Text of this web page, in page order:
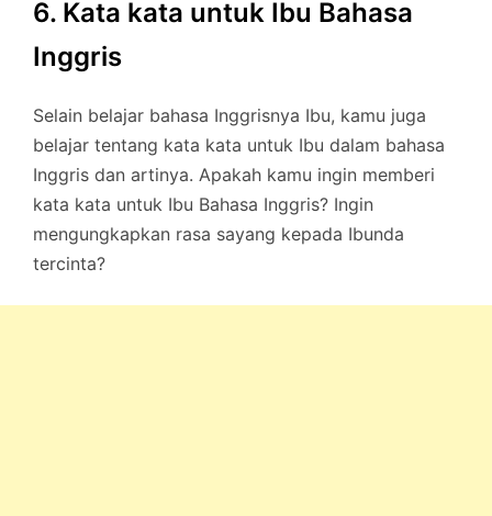
6. Kata kata untuk Ibu Bahasa
Inggris
Selain belajar bahasa Inggrisnya Ibu, kamu juga
belajar tentang kata kata untuk Ibu dalam bahasa
Inggris dan artinya. Apakah kamu ingin memberi
kata kata untuk Ibu Bahasa Inggris? Ingin
mengungkapkan rasa sayang kepada Ibunda
tercinta?